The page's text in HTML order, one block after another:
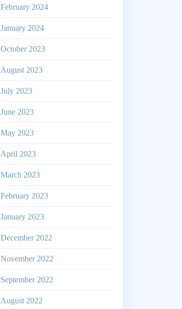
February 2024
January 2024
October 2023
August 2023
July 2023
June 2023
May 2023
April 2023
March 2023
February 2023
January 2023
December 2022
November 2022
September 2022
August 2022